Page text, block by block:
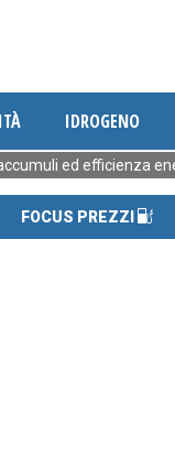
IDROGENO
ed efficienza energetica
FOCUS PREZZI